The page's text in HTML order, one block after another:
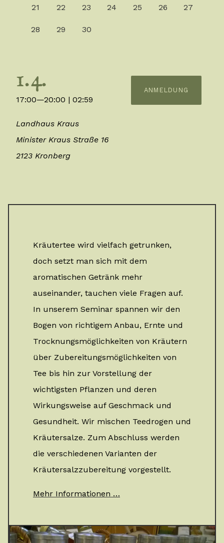
21 22 23 24 25 26 27
28 29 30
1.4.
17:00—20:00 | 02:59
Landhaus Kraus
Minister Kraus Straße 16
2123 Kronberg
ANMELDUNG
Kräutertee wird vielfach getrunken,
doch setzt man sich mit dem
aromatischen Getränk mehr
auseinander, tauchen viele Fragen auf.
In unserem Seminar spannen wir den
Bogen von richtigem Anbau, Ernte und
Trocknungsmöglichkeiten von Kräutern
über Zubereitungsmöglichkeiten von
Tee bis hin zur Vorstellung der
wichtigsten Pflanzen und deren
Wirkungsweise auf Geschmack und
Gesundheit. Wir mischen Teedrogen und
Kräutersalze. Zum Abschluss werden
die verschiedenen Varianten der
Kräutersalzzubereitung vorgestellt.
Mehr Informationen …